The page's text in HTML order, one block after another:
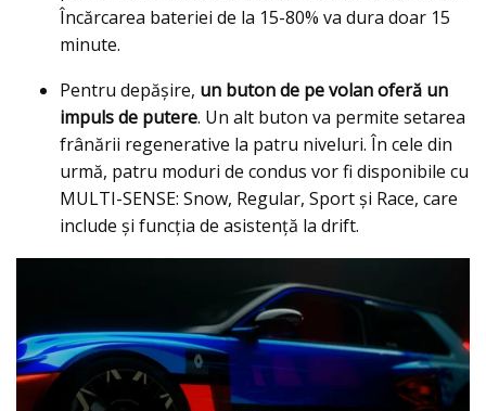
Încărcarea bateriei de la 15-80% va dura doar 15
minute.
Pentru depășire, un buton de pe volan oferă un
impuls de putere. Un alt buton va permite setarea
frânării regenerative la patru niveluri. În cele din
urmă, patru moduri de condus vor fi disponibile cu
MULTI-SENSE: Snow, Regular, Sport și Race, care
include și funcția de asistență la drift.